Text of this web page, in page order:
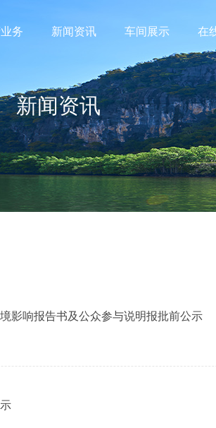
务 新闻资讯 车间展示 在
新闻资讯
影响报告书及公众参与说明报批前公示